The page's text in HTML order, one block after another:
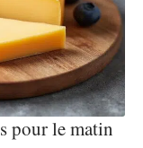
pour le matin